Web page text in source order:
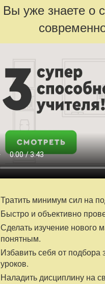
Вы уже знаете о
Тратить минимум сил на
Быстро и объективно
Сделать изучение нового
понятным.
Избавить себя от подбора
уроков.
Наладить дисциплину на